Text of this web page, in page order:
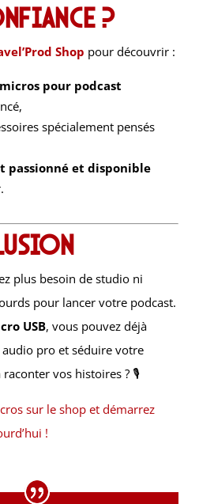
?
Shop pour découvrir :
micros pour podcast
spécialement pensés
passionné et disponible
plus besoin de studio ni
pour lancer votre podcast.
USB, vous pouvez déjà
pro et séduire votre
vos histoires ? 🎙️
sur le shop et démarrez
!